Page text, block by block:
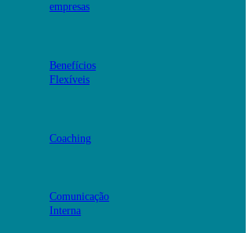
empresas
Benefícios
Flexíveis
Coaching
Comunicação
Interna